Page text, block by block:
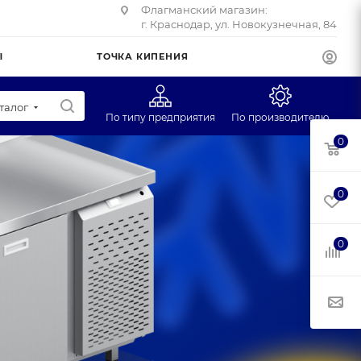
Флагманский магазин:
г. Краснодар, ул. Новокузнечная, 84
ТОЧКА КИПЕНИЯ
По типу предприятия
Супермаркеты
Учебные заведения
Фуд-трак
По производителю
CAS
Масса-К
Mertech
Профторг
ЕГ
0
0
0